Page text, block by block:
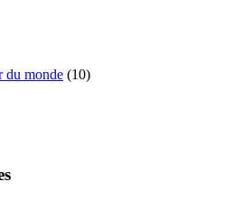
du monde (10)